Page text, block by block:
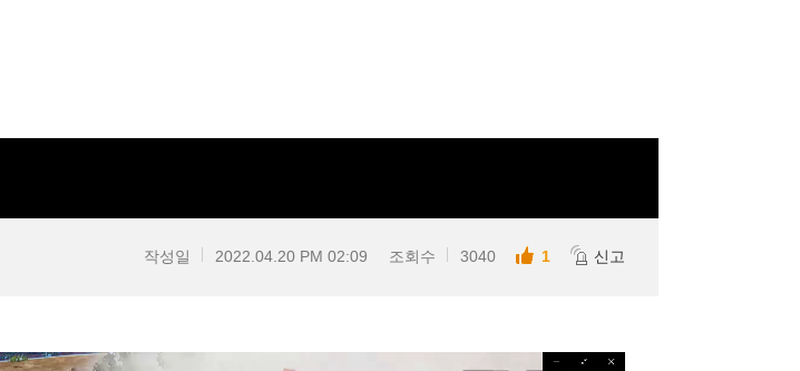
작성일 2022.04.20 PM 02:09 조회수 3040 1 신고